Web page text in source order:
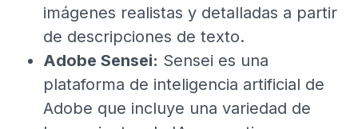
imágenes realistas y detalladas a partir
de descripciones de texto.
Adobe Sensei: Sensei es una
plataforma de inteligencia artificial de
Adobe que incluye una variedad de